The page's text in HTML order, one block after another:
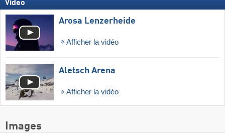
Vidéo
Arosa Lenzerheide
Afficher la vidéo
Aletsch Arena
Afficher la vidéo
Images